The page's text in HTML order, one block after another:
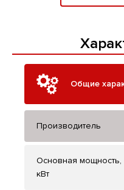
Общие
Производитель
Основная мощность,
кВт